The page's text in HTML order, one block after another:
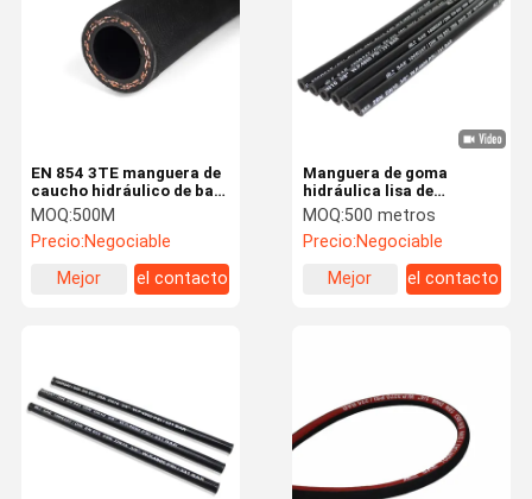
Manguera de goma
hidráulica lisa de
limpieza fácil para el
taladro y los Trenchers
MOQ:500 metros
Precio:Negociable
Mejor
el contacto
EN 854 3TE manguera de
caucho hidráulico de baja
presión con cubierta
resistente al aceite y al
clima y dos trenzas de
fibra de alta tracción
para -40 °C a +100 °C
MOQ:500M
Precio:Negociable
Mejor
el contacto